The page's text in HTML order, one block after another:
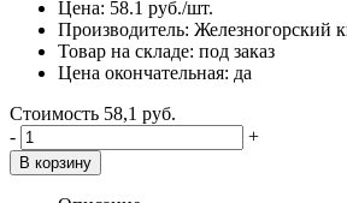
Цена: 58.1 руб./шт.
Производитель: Железногорский
Товар на складе: под заказ
Цена окончательная: да
Стоимость 58,1 руб.
-
+
В корзину